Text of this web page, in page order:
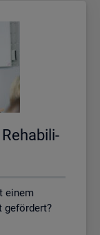
Re­ha­bi­li­
einem
gefördert?